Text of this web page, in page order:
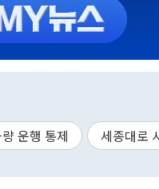
운행 통제 세종대로